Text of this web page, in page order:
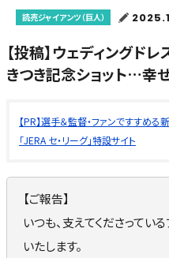
読売ジャイアンツ（巨人）
【投稿】ウェディングド
きつき記念ショット…幸
【PR】選手＆監督・ファンですすめる
「JERA セ・リーグ」特設サイト
【ご報告】
いつも、支えてくださってい
いたします。